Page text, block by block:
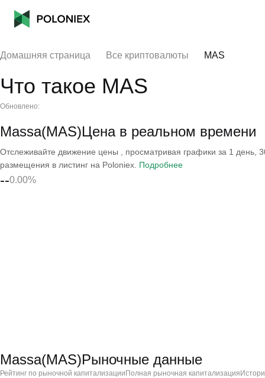
Домашняя страница Все криптовалюты MAS
Что такое MAS
Обновлено:
Massa(MAS)Цена в реальном времени
Отслеживайте движение цены , просматривая графики за 1 день,
размещения в листинг на Poloniex. Подробнее
--0.00%
Massa(MAS)Рыночные данные
Рейтинг по рыночной капитализации Полная рыночная капитализация